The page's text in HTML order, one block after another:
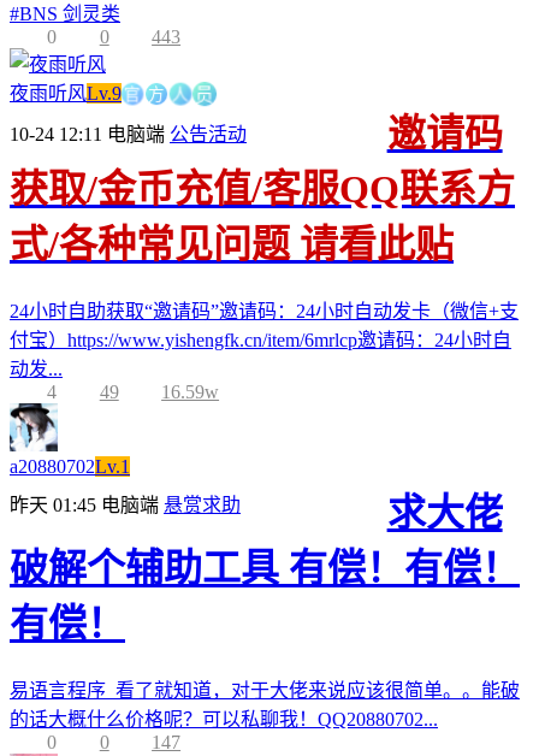
#BNS 剑灵类
0
0 443
夜雨听风Lv.9官方人员
10-24 12:11 电脑端 公告活动
邀请码
获取/金币充值/客服QQ联系方
式/各种常见问题 请看此贴
24小时自助获取“邀请码”邀请码：24小时自动发卡（微信+支
付宝）https://www.yishengfk.cn/item/6mrlcp邀请码：24小时自
动发...
4
49 16.59w
a20880702Lv.1
昨天 01:45 电脑端 悬赏求助
求大佬
破解个辅助工具 有偿！有偿！
有偿！
易语言程序 看了就知道，对于大佬来说应该很简单。。能破
的话大概什么价格呢？可以私聊我！QQ20880702...
0
0 147